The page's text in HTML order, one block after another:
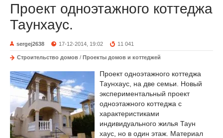
Проект одноэтажного коттеджа
Таунхаус.
sergej2638 17-12-2014, 19:02 11 041
Строительство домов / Проекты домов и коттеджей
Проект одноэтажного коттеджа
Таунхаус, на две семьи. Новый
экспериментальный проект
одноэтажного коттеджа с
характеристиками
индивидуального жилья Таун
хаус, но в один этаж. Материал